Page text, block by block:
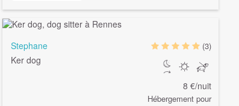
Stephane
Ker dog
(3)
8 €/nuit
Hébergement pour